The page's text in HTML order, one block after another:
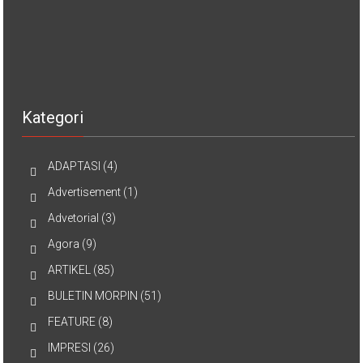
Kategori
ADAPTASI (4)
Advertisement (1)
Advetorial (3)
Agora (9)
ARTIKEL (85)
BULETIN MORPIN (51)
FEATURE (8)
IMPRESI (26)